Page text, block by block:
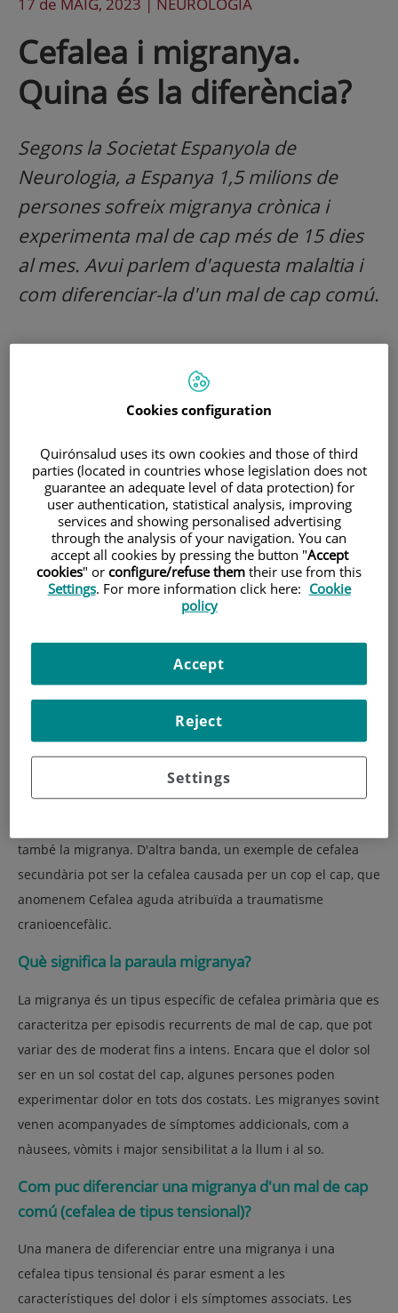
Cefalea i migranya.
Quina és la diferència?
Segons la Societat Espanyola de
Neurologia, a Espanya 1,5 milions de
persones sofreix migranya crònica i
experimenta mal de cap més de 15 dies
al mes. Avui parlem d'aquesta malaltia i
com diferenciar-la d'un mal de cap comú.
Què significa la paraula cefalea?
La cefalea és un terme general que s'utilitza per a descriure
només descriu un símptoma i no específica cap malaltia.
Existeixen dos grups grans de cefalees: les que ocorren
espontàniament són anomenades
ocorren causades com a resultat d'un altre procés es diuen
secundàries.
Exemples típics de cefalea primària són la cefalea tipus
també la migranya. D'altra banda, un exemple de cefalea
secundària pot ser la cefalea causada per un cop el cap, que
anomenem Cefalea aguda atribuïda a traumatisme
cranioencefàlic.
Què significa la paraula migranya?
La migranya és un tipus específic de cefalea primària que es
caracteritza per episodis recurrents de mal de cap, que pot
variar des de moderat fins a intens. Encara que el dolor sol
ser en un sol costat del cap, algunes persones poden
experimentar dolor en tots dos costats. Les migranyes sovint
venen acompanyades de símptomes addicionals, com a
nàusees, vòmits i major sensibilitat a la llum i al so.
Com puc diferenciar una migranya d'un mal de cap
comú (cefalea de tipus tensional)?
Una manera de diferenciar entre una migranya i una
cefalea tipus tensional és parar esment a les
característiques del dolor i els símptomes associats. Les
Cookies configuration
Quirónsalud uses its own cookies and those of third
parties (located in countries whose legislation does not
guarantee an adequate level of data protection) for
user authentication, statistical analysis, improving
services and showing personalised advertising
through the analysis of your navigation. You can
accept all cookies by pressing the button "Accept
cookies" or configure/refuse them their use from this
Settings. For more information click here: Cookie
policy
Settings
Reject
Accept